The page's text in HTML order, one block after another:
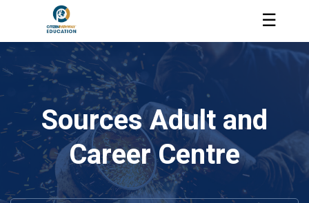
☰
Sources Adult and
Career Centre